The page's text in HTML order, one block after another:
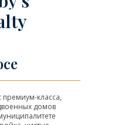
класса,
домов